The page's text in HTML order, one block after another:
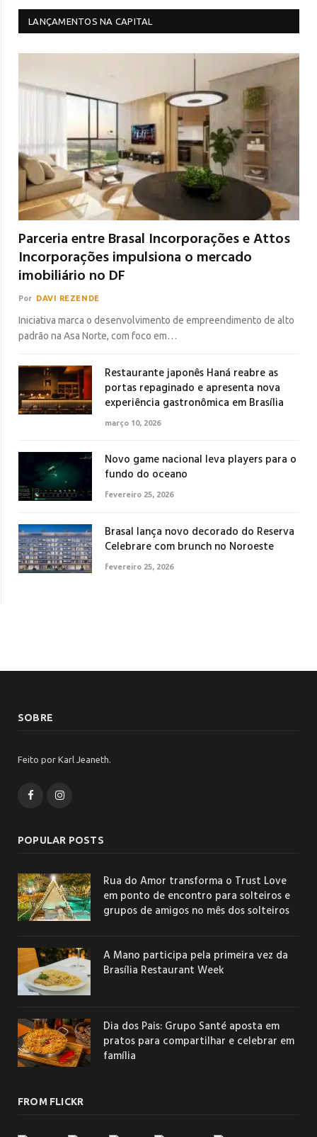
LANÇAMENTOS NA CAPITAL
Parceria entre Brasal Incorporações e Attos
Incorporações impulsiona o mercado
imobiliário no DF
Por DAVI REZENDE
Iniciativa marca o desenvolvimento de empreendimento de alto
padrão na Asa Norte, com foco em…
Restaurante japonês Haná reabre as
portas repaginado e apresenta nova
experiência gastronômica em Brasília
março 10, 2026
Novo game nacional leva players para o
fundo do oceano
fevereiro 25, 2026
Brasal lança novo decorado do Reserva
Celebrare com brunch no Noroeste
fevereiro 25, 2026
SOBRE
Feito por Karl Jeaneth.
FacebookInstagram
POPULAR POSTS
Rua do Amor transforma o Trust Love
em ponto de encontro para solteiros e
grupos de amigos no mês dos solteiros
A Mano participa pela primeira vez da
Brasília Restaurant Week
Dia dos Pais: Grupo Santé aposta em
pratos para compartilhar e celebrar em
família
FROM FLICKR